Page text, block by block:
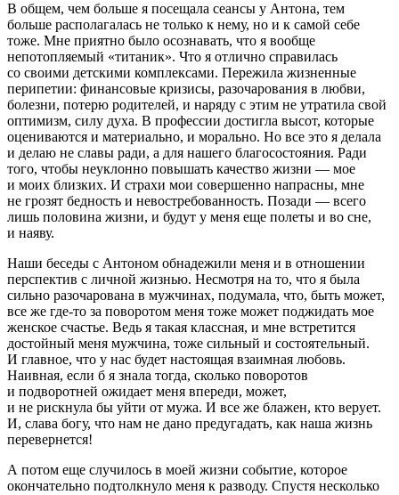
В общем, чем больше я посещала сеансы у Антона, тем
больше располагалась не только к нему, но и к самой себе
тоже. Мне приятно было осознавать, что я вообще
непотопляемый «титаник». Что я отлично справилась
со своими детскими комплексами. Пережила жизненные
перипетии: финансовые кризисы, разочарования в любви,
болезни, потерю родителей, и наряду с этим не утратила свой
оптимизм, силу духа. В профессии достигла высот, которые
оцениваются и материально, и морально. Но все это я делала
и делаю не славы ради, а для нашего благосостояния. Ради
того, чтобы неуклонно повышать качество жизни — мое
и моих близких. И страхи мои совершенно напрасны, мне
не грозят бедность и невостребованность. Позади — всего
лишь половина жизни, и будут у меня еще полеты и во сне,
и наяву.
Наши беседы с Антоном обнадежили меня и в отношении
перспектив с личной жизнью. Несмотря на то, что я была
сильно разочарована в мужчинах, подумала, что, быть может,
все же где-то за поворотом меня тоже может поджидать мое
женское счастье. Ведь я такая классная, и мне встретится
достойный меня мужчина, тоже сильный и состоятельный.
И главное, что у нас будет настоящая взаимная любовь.
Наивная, если б я знала тогда, сколько поворотов
и подворотней ожидает меня впереди, может,
и не рискнула бы уйти от мужа. И все же блажен, кто верует.
И, слава богу, что нам не дано предугадать, как наша жизнь
перевернется!
А потом еще случилось в моей жизни событие, которое
окончательно подтолкнуло меня к разводу. Спустя несколько